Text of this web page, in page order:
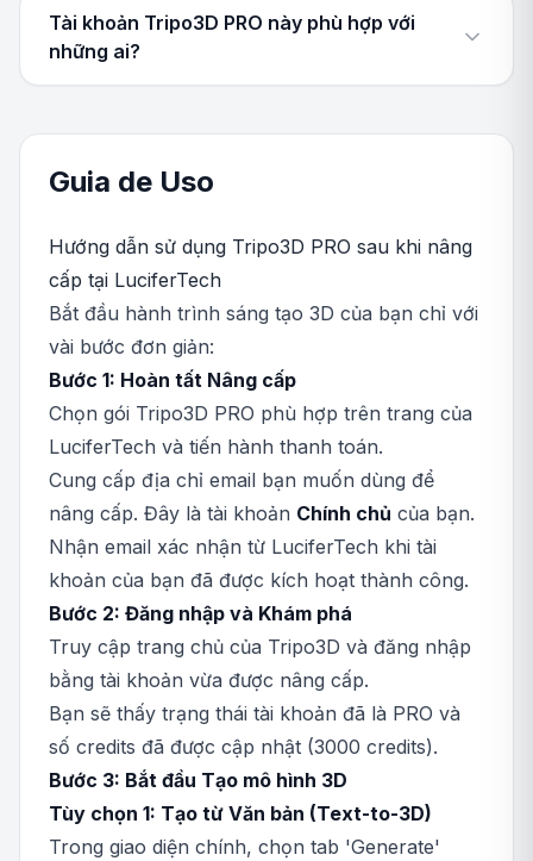
Tài khoản Tripo3D PRO này phù hợp với
những ai?
Guia de Uso
Hướng dẫn sử dụng Tripo3D PRO sau khi nâng
cấp tại LuciferTech
Bắt đầu hành trình sáng tạo 3D của bạn chỉ với
vài bước đơn giản:
Bước 1: Hoàn tất Nâng cấp
Chọn gói Tripo3D PRO phù hợp trên trang của
LuciferTech và tiến hành thanh toán.
Cung cấp địa chỉ email bạn muốn dùng để
nâng cấp. Đây là tài khoản Chính chủ của bạn.
Nhận email xác nhận từ LuciferTech khi tài
khoản của bạn đã được kích hoạt thành công.
Bước 2: Đăng nhập và Khám phá
Truy cập trang chủ của Tripo3D và đăng nhập
bằng tài khoản vừa được nâng cấp.
Bạn sẽ thấy trạng thái tài khoản đã là PRO và
số credits đã được cập nhật (3000 credits).
Bước 3: Bắt đầu Tạo mô hình 3D
Tùy chọn 1: Tạo từ Văn bản (Text-to-3D)
Trong giao diện chính, chọn tab 'Generate'